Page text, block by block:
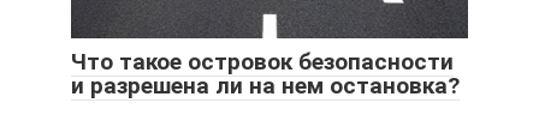
Что такое островок безопасности
и разрешена ли на нем остановка?